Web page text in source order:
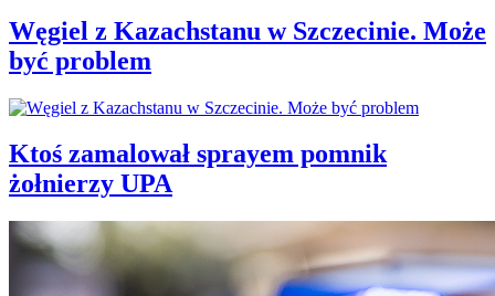
Węgiel z Kazachstanu w Szczecinie. Może
być problem
Ktoś zamalował sprayem pomnik
żołnierzy UPA